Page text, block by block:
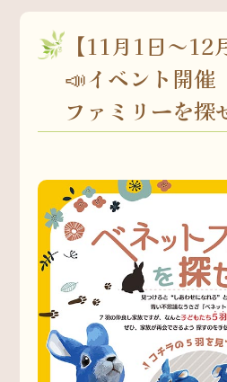
【11月1日～12
📣イベント開催
ファミリーを探